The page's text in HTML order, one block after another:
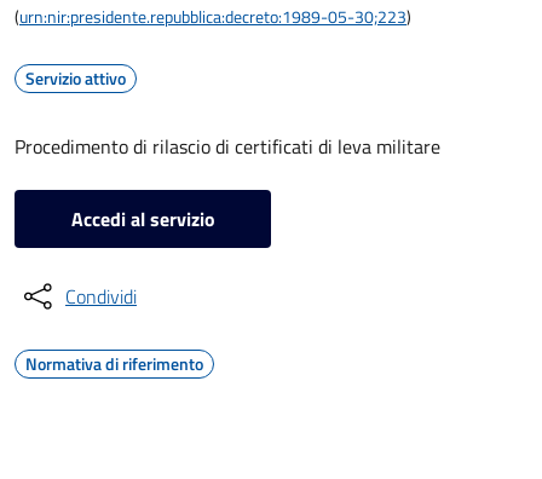
(urn:nir:presidente.repubblica:decreto:1989-05-30;223)
Servizio attivo
Procedimento di rilascio di certificati di leva militare
Accedi al servizio
Condividi
Normativa di riferimento